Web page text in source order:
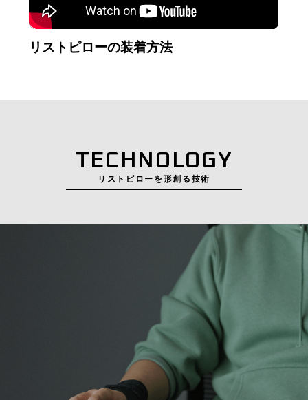
リストピローの装着方法
TECHNOLOGY
リストピローを形創る技術